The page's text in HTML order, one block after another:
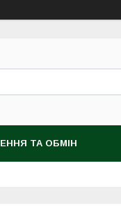
ТА ОБМІН